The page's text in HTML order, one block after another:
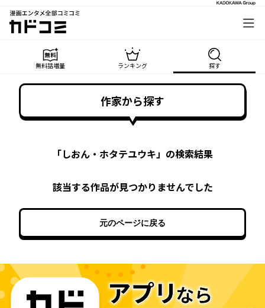
漫画エンタメ全部コミコミ
カドコミ
無料話増量 ランキング 探す
作家から探す
「しおん・ホタテユウキ」の検索結果
該当する作品が見つかりませんでした
元のページに戻る